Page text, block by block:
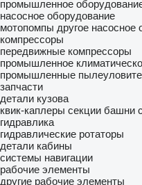
промышленное
насосное оборудование
мотопомпы другое насосное
компрессоры
передвижные компрессоры
промышленное
промышленные
запчасти
детали кузова
квик-каплеры секции башни
гидравлика
гидравлические ротаторы
детали кабины
системы навигации
рабочие элементы
другие рабочие элементы